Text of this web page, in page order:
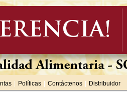
Políticas Contáctenos Distribuidor